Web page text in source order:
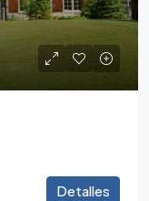
Detalles